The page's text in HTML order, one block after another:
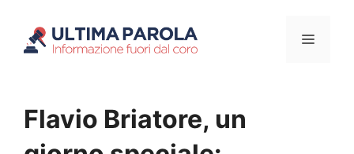
Menu
Flavio Briatore, un